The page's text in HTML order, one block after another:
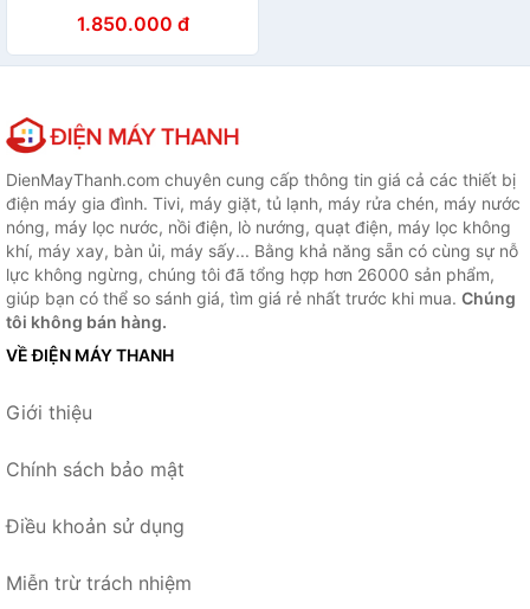
1.850.000 đ
DienMayThanh.com chuyên cung cấp thông tin giá cả các thiết bị
điện máy gia đình. Tivi, máy giặt, tủ lạnh, máy rửa chén, máy nước
nóng, máy lọc nước, nồi điện, lò nướng, quạt điện, máy lọc không
khí, máy xay, bàn ủi, máy sấy... Bằng khả năng sẵn có cùng sự nỗ
lực không ngừng, chúng tôi đã tổng hợp hơn 26000 sản phẩm,
giúp bạn có thể so sánh giá, tìm giá rẻ nhất trước khi mua. Chúng
tôi không bán hàng.
VỀ ĐIỆN MÁY THANH
Giới thiệu
Chính sách bảo mật
Điều khoản sử dụng
Miễn trừ trách nhiệm